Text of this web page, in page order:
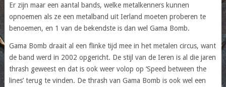
Er zijn maar een aantal bands, welke metalkenners kunnen
opnoemen als ze een metalband uit Ierland moeten proberen te
benoemen, en 1 van de bekendste is dan wel Gama Bomb.
Gama Bomb draait al een flinke tijd mee in het metalen circus, want
de band werd in 2002 opgericht. De stijl van de Ieren is al die jaren
thrash geweest en dat is ook weer volop op ‘Speed between the
lines’ terug te vinden. De thrash van Gama Bomb is ook wel een